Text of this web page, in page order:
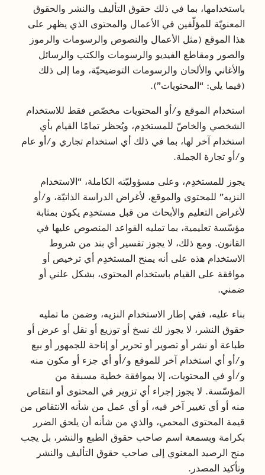
باستخدامها، بما في ذلك حقوق التأليف والنشر والحقوق
المعنويّة للمؤلّفين في الأعمال والمحتوى الذي يظهر على
هذا الموقع (مثل الأعمال والنصوص والرسومات والرموز
والصور ومقاطع الفيديو والرسومات والكتب والرسائل
والأغاني والألحان والرسومات التوضيحيّة، وما إلى ذلك
(فيما يلي: “المحتويات”).
استخدام الموقع و/أو المحتويات مخصّص فقط للاستخدام
الشخصي والخاصّ للمستخدِم، ويُحظر تمامًا القيام بأي
استخدام آخر لها، بما في ذلك أي استخدام تجاري و/أو عام
و/أو تجارة الجملة.
يجوز للمستخدِم، وعلى مسؤوليّته الكاملة، “الاستخدام
النزيه” للمحتوى والموقع، لأغراض الدراسة الذاتيّة، و/أو
لأغراض التعليم والأبحاث من قبل مستخدِم يكون بمثابة
مؤسّسة تعليمية، بما تمليه القواعد المنصوص عليها في
القانون. ومع ذلك، لا يجوز تفسير أي بند من شروط
الاستخدام هذه على أنه يمنح المستخدِم أي ترخيص أو
موافقة على القيام باستخدام المحتوى، بشكل علني أو
ضمني.
بناء عليه، ففي إطار الاستخدام النزيه، وضمن ما تمليه
حقوق النشر، لا يجوز لك نسخ أو توزيع أو نقل أو عرض أو
طباعة أو نشر أو تصوير أو تحرير أو إتاحة للجمهور أو بيع
و/أو أي استخدام آخر للموقع و/أو أي جزء أو مكون منه
و/أو في المحتويات، إلا بموافقة خطية مسبقة من
المؤسّسة. لا يجوز إجراء أي تزوير في المحتوى أو انتقاص
منه أو أي تغيير آخر فيه، أو أي عمل من شأنه الانتقاص من
قيمة المحتوى المحمي، والذي من شأنه أن يلحق الضرر
بكرامة وبسمعة اسم صاحب حقوق الطبع والنشر، بل يجب
منح الرصيد المعنوي إلى صاحب حقوق التأليف والنشر
وتأكيد المصدر.